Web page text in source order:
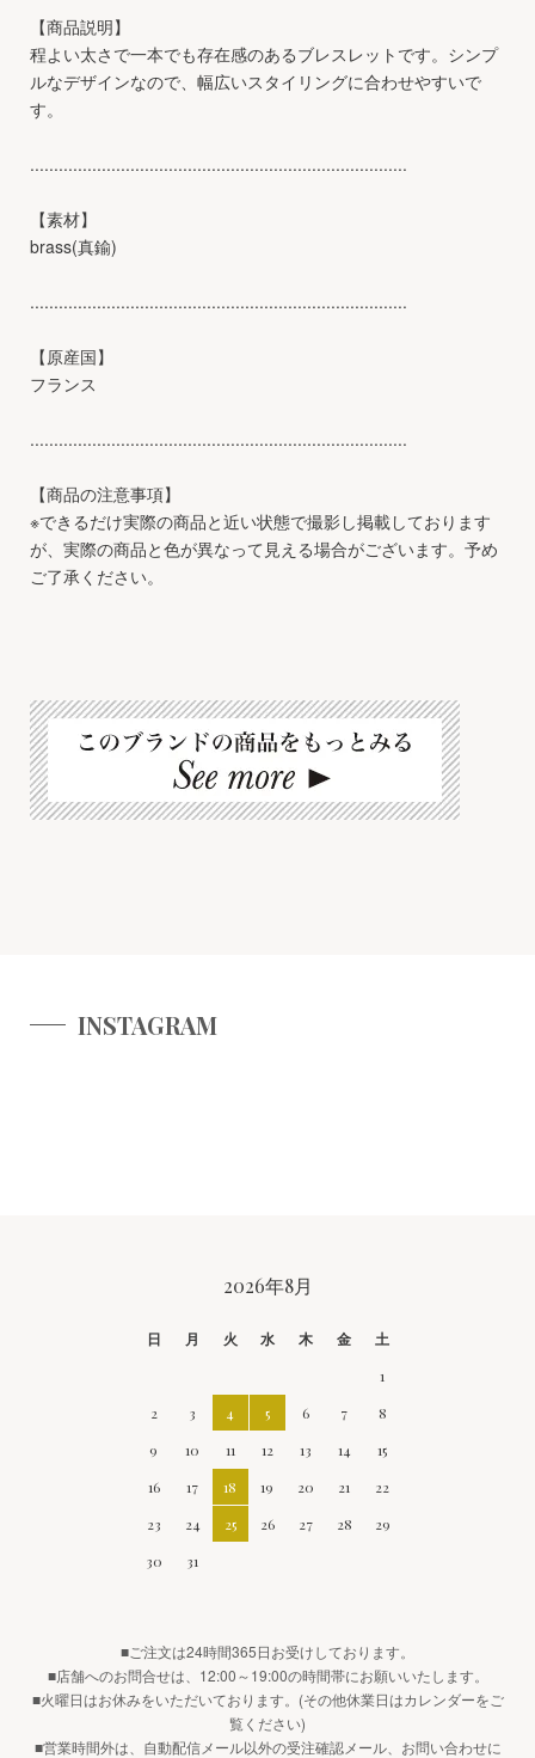
【商品説明】
程よい太さで一本でも存在感のあるブレスレットです。シンプ
ルなデザインなので、幅広いスタイリングに合わせやすいで
す。
...............................................................................
【素材】
brass(真鍮)
...............................................................................
【原産国】
フランス
...............................................................................
【商品の注意事項】
※できるだけ実際の商品と近い状態で撮影し掲載しております
が、実際の商品と色が異なって見える場合がございます。予め
ご了承ください。
INSTAGRAM
2026年8月
日 月 火 水 木 金
土
1
2
3 4 5 6 7
8
9
10 11 12 13 14
15
16
17 18 19 20 21
22
23
24 25 26 27 28
29
30
31
■ご注文は24時間365日お受けしております。
■店舗へのお問合せは、12:00～19:00の時間帯にお願いいたします。
■火曜日はお休みをいただいております。(その他休業日はカレンダーをご
覧ください)
■営業時間外は、自動配信メール以外の受注確認メール、お問い合わせに